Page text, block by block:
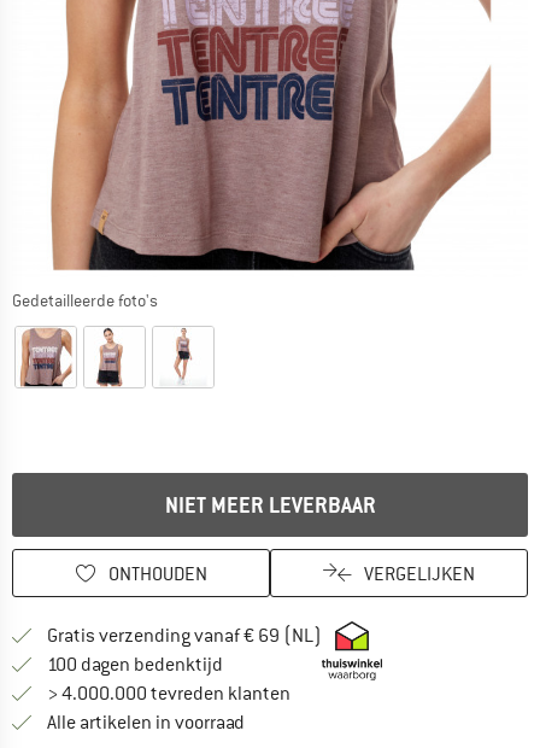
Gedetailleerde foto's
NIET MEER LEVERBAAR
ONTHOUDEN VERGELIJKEN
Gratis verzending vanaf € 69 (NL) Vind hier de
100 dagen bedenktijd Vind de betalingsinformatie hier!
> 4.000.000 tevreden klanten
Alle artikelen in voorraad